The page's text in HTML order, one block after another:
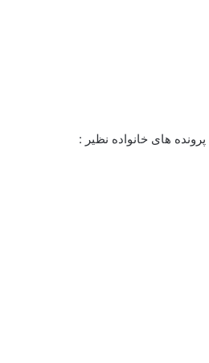
پرونده های خانواده نظیر :